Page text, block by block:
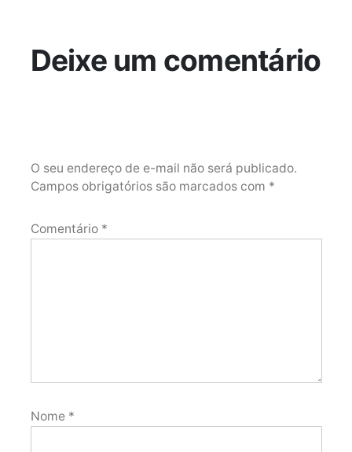
Deixe um comentário
O seu endereço de e-mail não será publicado.
Campos obrigatórios são marcados com *
Comentário *
Nome *